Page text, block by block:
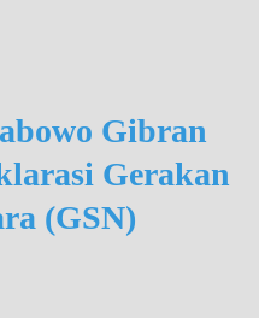
Gibran
Gerakan
(GSN)